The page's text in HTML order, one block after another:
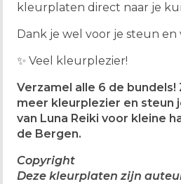
kleurplaten direct naar je
Dank je wel voor je steun
✨ Veel kleurplezier!
Verzamel alle 6 de bundels!
meer kleurplezier en steun
van Luna Reiki voor kleine
de Bergen.
Copyright
Deze kleurplaten zijn